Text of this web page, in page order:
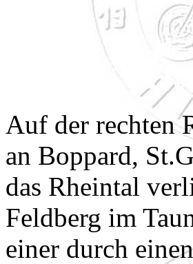
Auf der rechten
an Boppard,
das Rheintal
Feldberg im
einer durch